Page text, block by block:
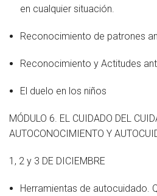
en cualquier situación.
Reconocimiento de patrones
Reconocimiento y Actitudes
El duelo en los niños
MÓDULO 6. EL CUIDADO DEL
AUTOCONOCIMIENTO Y
1, 2 y 3 DE DICIEMBRE
Herramientas de autocuidado.